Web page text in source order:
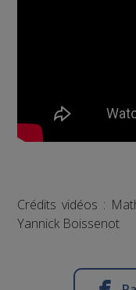
Crédits vidéos :
Yannick Boissenot